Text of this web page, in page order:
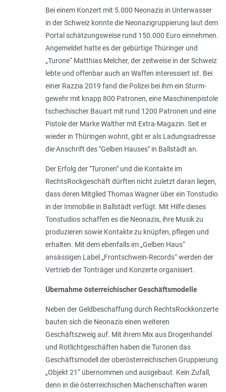
Bei einem Konzert mit 5.000 Neonazis in Unterwasser
in der Schweiz konnte die Neonazigruppierung laut dem
Portal schätzungs­weise rund 150.000 Euro einnehmen.
Angemeldet hatte es der gebürtige Thüringer und
„Turone“ Matthias Melcher, der zeitweise in der Schweiz
lebte und offenbar auch an Waffen interessiert ist. Bei
einer Razzia 2019 fand die Polizei bei ihm ein Sturm­
gewehr mit knapp 800 Patronen, eine ­Maschinenpistole
tschechischer Bauart mit rund 1200 Patronen und eine
Pistole der Marke Walther mit Extra-Magazin. Seit er
wieder in Thüringen wohnt, gibt er als Ladungsadresse
die Anschrift des "Gelben Hauses" in Ballstädt an.
Der Erfolg der "Turo­nen" und die Kontakte im
RechtsRockgeschäft dürften nicht zuletzt daran liegen,
dass deren Mitglied Thomas Wagner über ein Tonstudio
in der Immobilie in Ballstädt verfügt. Mit Hilfe dieses
Tonstudios schaffen es die Neonazis, ihre Musik zu
produzieren sowie Kontakte zu knüpfen, pflegen und
erhalten. Mit dem ebenfalls im „Gelben Haus“
ansässigen Label „Frontschwein-Records“ werden der
Vertrieb der Tonträger und Konzerte organisiert.
Übernahme österreichischer Geschäftsmodelle
Neben der Geldbeschaffung durch RechtsRockkonzerte
bauten sich die Neonazis einen weiteren
Geschäftszweig auf. Mit ihrem Mix aus Drogenhandel
und Rotlichtgeschäf­ten haben die Turonen das
Geschäftsmodell der oberösterreichischen Gruppierung
„Objekt 21“ übernommen und ausgebaut. Kein Zufall,
denn in die österreichischen Machenschaften waren